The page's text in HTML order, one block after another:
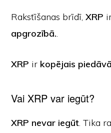
Rakstīšanas brīdī,XRP
apgrozībā..
XRP ir kopējais
Vai XRP var iegūt?
XRP nevar iegūt. Tika